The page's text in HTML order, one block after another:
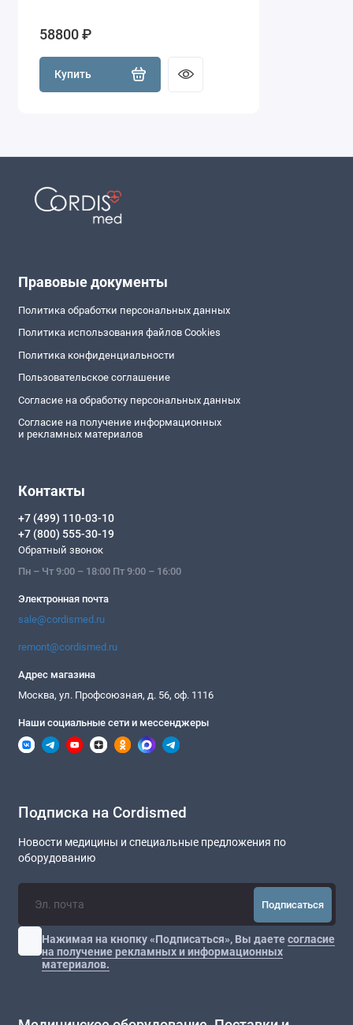
58800 ₽
Купить
Правовые документы
Политика обработки персональных данных
Политика использования файлов Cookies
Политика конфиденциальности
Пользовательское соглашение
Согласие на обработку персональных данных
Согласие на получение информационных
и рекламных материалов
Контакты
+7 (499) 110-03-10
+7 (800) 555-30-19
Обратный звонок
Пн – Чт 9:00 – 18:00 Пт 9:00 – 16:00
Электронная почта
sale@cordismed.ru
remont@cordismed.ru
Адрес магазина
Москва, ул. Профсоюзная, д. 56, оф. 1116
Наши социальные сети и мессенджеры
Подписка на Cordismed
Новости медицины и специальные предложения по
оборудованию
Подписаться
Нажимая на кнопку «Подписаться», Вы даетесогласие
на получение рекламных и информационных
материалов.